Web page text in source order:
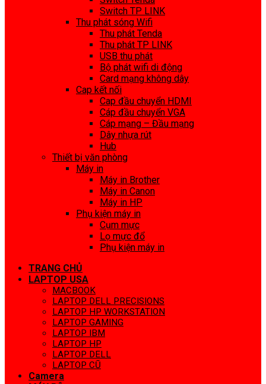
Switch TP LINK
Thu phát sóng Wifi
Thu phát Tenda
Thu phát TP LINK
USB thu phát
Bộ phát wifi di động
Card mạng không dây
Cap kết nối
Cap đầu chuyển HDMI
Cáp đầu chuyển VGA
Cáp mạng – Đầu mạng
Dây nhựa rút
Hub
Thiết bị văn phòng
Máy in
Máy in Brother
Máy in Canon
Máy in HP
Phụ kiện máy in
Cụm mực
Lọ mực đổ
Phụ kiện máy in
TRANG CHỦ
LAPTOP USA
MACBOOK
LAPTOP DELL PRECISIONS
LAPTOP HP WORKSTATION
LAPTOP GAMING
LAPTOP IBM
LAPTOP HP
LAPTOP DELL
LAPTOP CŨ
Camera